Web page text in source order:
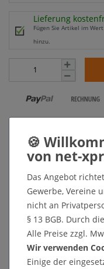
Lieferung
Fügen Sie Artikel im
hinzu.
+ Sichere Zahlungsarten mit
Kundenrezensionen
Angaben zur
Kundenrezensionen
Das Angebot
Gewerbe, Vereine
nicht an
§ 13 BGB. Durch
Alle Preise zzgl.
Wir verwenden
Einige der